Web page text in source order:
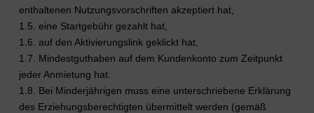
enthaltenen Nutzungsvorschriften akzeptiert hat,
1.5. eine Startgebühr gezahlt hat,
1.6. auf den Aktivierungslink geklickt hat,
1.7. Mindestguthaben auf dem Kundenkonto zum Zeitpunkt
jeder Anmietung hat.
1.8. Bei Minderjährigen muss eine unterschriebene Erklärung
des Erziehungsberechtigten übermittelt werden (gemäß